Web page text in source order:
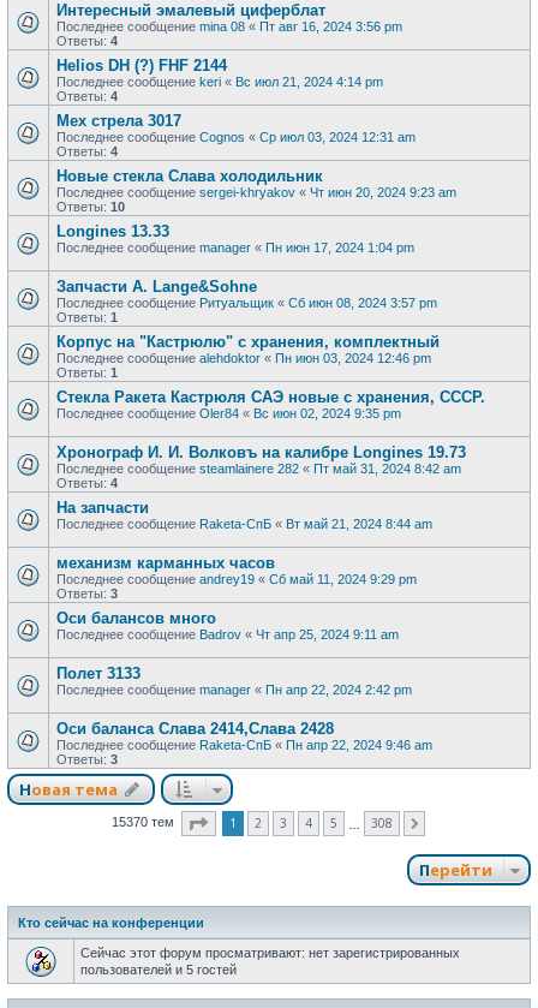
Интересный эмалевый циферблат
Последнее сообщение mina 08 « Пт авг 16, 2024 3:56 pm
Ответы: 4
Helios DH (?) FHF 2144
Последнее сообщение keri « Вс июл 21, 2024 4:14 pm
Ответы: 4
Мех стрела 3017
Последнее сообщение Cognos « Ср июл 03, 2024 12:31 am
Ответы: 4
Новые стекла Слава холодильник
Последнее сообщение sergei-khryakov « Чт июн 20, 2024 9:23 am
Ответы: 10
Longines 13.33
Последнее сообщение manager « Пн июн 17, 2024 1:04 pm
Запчасти А. Lange&Sohne
Последнее сообщение Ритуальщик « Сб июн 08, 2024 3:57 pm
Ответы: 1
Корпус на "Кастрюлю" с хранения, комплектный
Последнее сообщение alehdoktor « Пн июн 03, 2024 12:46 pm
Ответы: 1
Стекла Ракета Кастрюля САЭ новые с хранения, СССР.
Последнее сообщение Oler84 « Вс июн 02, 2024 9:35 pm
Хронограф И. И. Волковъ на калибре Longines 19.73
Последнее сообщение steamlainere 282 « Пт май 31, 2024 8:42 am
Ответы: 4
На запчасти
Последнее сообщение Raketa-СпБ « Вт май 21, 2024 8:44 am
механизм карманных часов
Последнее сообщение andrey19 « Сб май 11, 2024 9:29 pm
Ответы: 3
Оси балансов много
Последнее сообщение Badrov « Чт апр 25, 2024 9:11 am
Полет 3133
Последнее сообщение manager « Пн апр 22, 2024 2:42 pm
Оси баланса Слава 2414,Слава 2428
Последнее сообщение Raketa-СпБ « Пн апр 22, 2024 9:46 am
Ответы: 3
Новая тема
15370 тем Страница из 308
1 2 3 4 5 308
Перейти
Кто сейчас на конференции
Сейчас этот форум просматривают: нет зарегистрированных
пользователей и 5 гостей